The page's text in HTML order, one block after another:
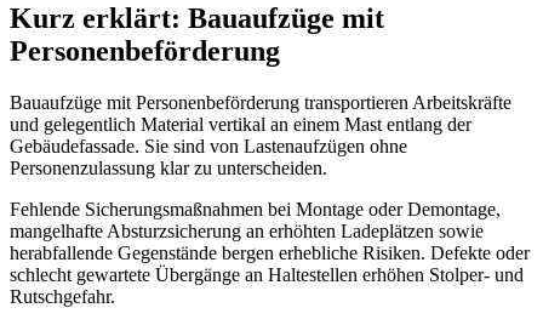
Kurz erklärt: Bauaufzüge mit
Personenbeförderung
Bauaufzüge mit Personenbeförderung transportieren Arbeitskräfte
und gelegentlich Material vertikal an einem Mast entlang der
Gebäudefassade. Sie sind von Lastenaufzügen ohne
Personenzulassung klar zu unterscheiden.
Fehlende Sicherungsmaßnahmen bei Montage oder Demontage,
mangelhafte Absturzsicherung an erhöhten Ladeplätzen sowie
herabfallende Gegenstände bergen erhebliche Risiken. Defekte oder
schlecht gewartete Übergänge an Haltestellen erhöhen Stolper- und
Rutschgefahr.